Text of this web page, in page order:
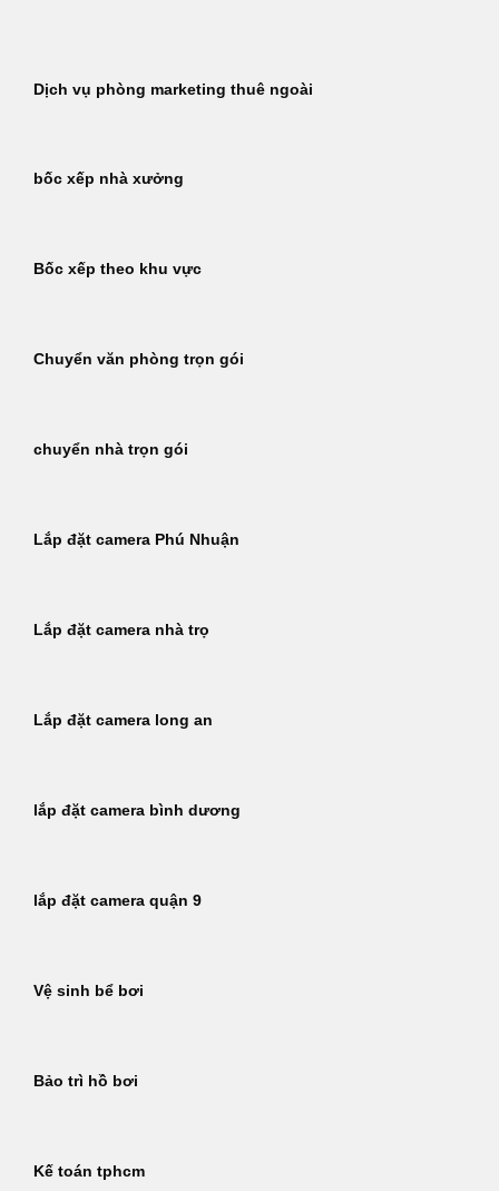
dungDịch vụ phòng marketing thuê ngoài
bốc xếp nhà xưởng
Bốc xếp theo khu vực
Chuyển văn phòng trọn gói
chuyển nhà trọn gói
Lắp đặt camera Phú Nhuận
Lắp đặt camera nhà trọ
Lắp đặt camera long an
lắp đặt camera bình dương
lắp đặt camera quận 9
Vệ sinh bể bơi
Bảo trì hồ bơi
Kế toán tphcm